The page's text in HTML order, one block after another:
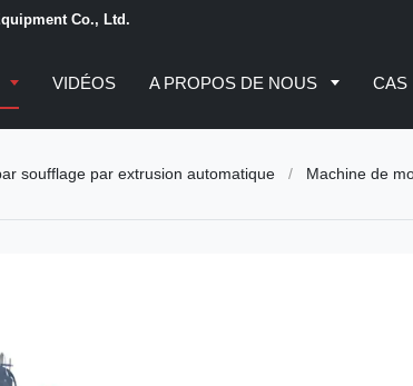
Co., Ltd.
VIDÉOS A PROPOS DE NOUS CAS
soufflage par extrusion automatique / Machine de